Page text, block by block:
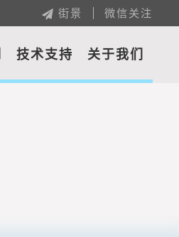
街景 微信关注
技术支持 关于我们